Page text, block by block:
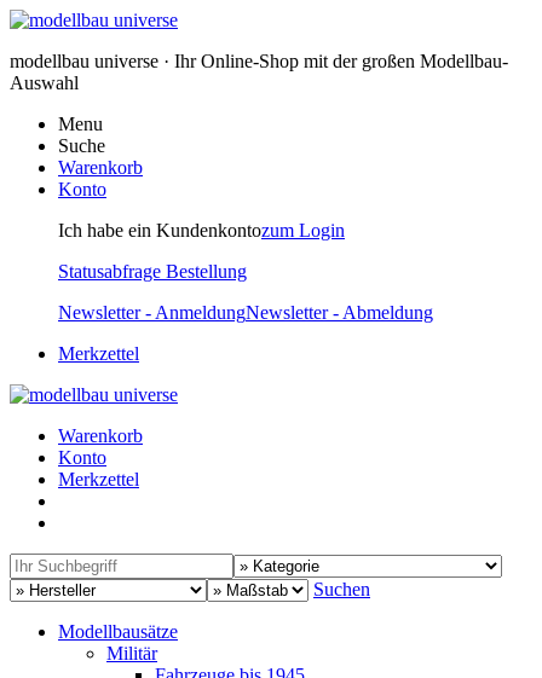
modellbau universe · Ihr Online-Shop mit der großen Modellbau-
Auswahl
Menu
Suche
Warenkorb
Konto
Ich habe ein Kundenkontozum Login
Statusabfrage Bestellung
Newsletter - AnmeldungNewsletter - Abmeldung
Merkzettel
Warenkorb
Konto
Merkzettel
Suchen
Modellbausätze
Militär